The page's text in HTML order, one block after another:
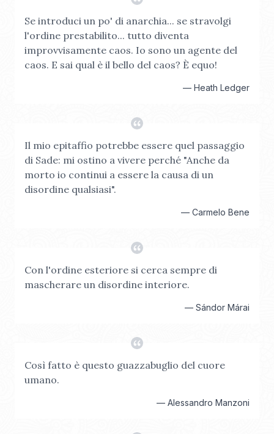
Se introduci un po' di anarchia... se stravolgi
l'ordine prestabilito... tutto diventa
improvvisamente caos. Io sono un agente del
caos. E sai qual è il bello del caos? È equo!
— Heath Ledger
Il mio epitaffio potrebbe essere quel passaggio
di Sade: mi ostino a vivere perché "Anche da
morto io continui a essere la causa di un
disordine qualsiasi".
— Carmelo Bene
Con l'ordine esteriore si cerca sempre di
mascherare un disordine interiore.
— Sándor Márai
Così fatto è questo guazzabuglio del cuore
umano.
— Alessandro Manzoni